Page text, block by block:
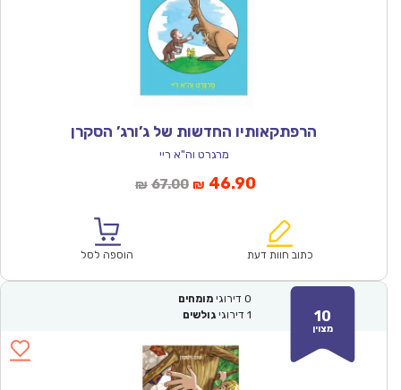
הרפתקאותיו החדשות של ג’ורג’ הסקרן
מרגרט וה"א ריי
₪ 67.00המחיר
₪67.00.
₪ 46.90המחיר
הוא:
כתוב חוות דעת הוספה לסל
10
מצוין
0 דירוגי מומחים
1 דירוגי גולשים